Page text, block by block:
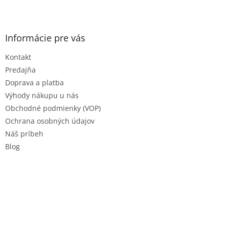
Z
Informácie pre vás
Kontakt
Predajňa
Doprava a platba
Výhody nákupu u nás
Obchodné podmienky (VOP)
Ochrana osobných údajov
Náš príbeh
Blog